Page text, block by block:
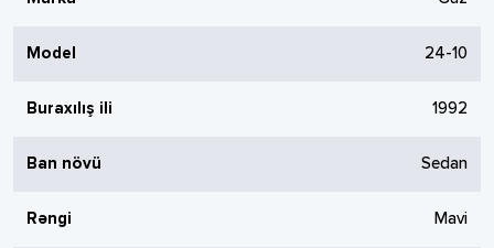
Model 24-10
Buraxılış ili 1992
Ban növü Sedan
Rəngi Mavi